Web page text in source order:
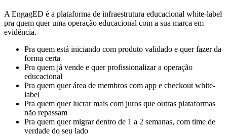
A EngagED é a plataforma de infraestrutura educacional white-label
pra quem quer uma operação educacional com a sua marca em
evidência.
Pra quem está iniciando com produto validado e quer fazer da
forma certa
Pra quem já vende e quer profissionalizar a operação
educacional
Pra quem quer área de membros com app e checkout white-
label
Pra quem quer lucrar mais com juros que outras plataformas
não repassam
Pra quem quer migrar dentro de 1 a 2 semanas, com time de
verdade do seu lado